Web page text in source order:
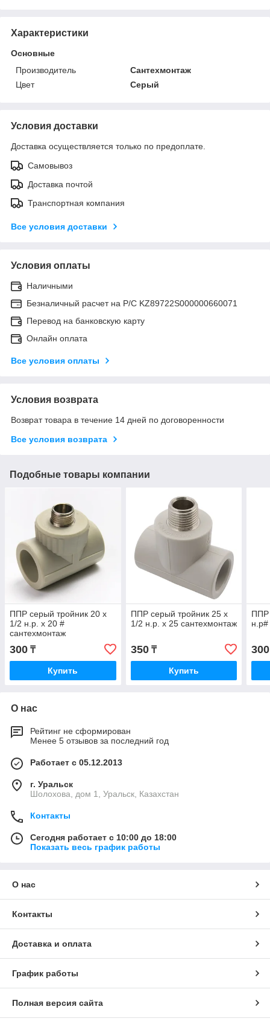
Характеристики
Основные
Производитель
Сантехмонтаж
Цвет
Серый
Условия доставки
Доставка осуществляется только по предоплате.
Самовывоз
Доставка почтой
Транспортная компания
Все условия доставки
Условия оплаты
Наличными
Безналичный расчет на Р/С KZ89722S000000660071
Перевод на банковскую карту
Онлайн оплата
Все условия оплаты
Условия возврата
Возврат товара в течение 14 дней по договоренности
Все условия возврата
Подобные товары компании
ППР серый тройник 20 х
1/2 н.р. х 20 #
сантехмонтаж
300 ₸
Купить
ППР серый тройник 25 х
1/2 н.р. х 25 сантехмонтаж
350₸
Купить
ППР
300
О нас
Рейтинг не сформирован
Менее 5 отзывов за последний год
Работает с 05.12.2013
г. Уральск
Шолохова, дом 1, Уральск, Казахстан
Контакты
Сегодня работает с 10:00 до 18:00
Показать весь график работы
О нас
Контакты
Доставка и оплата
График работы
Полная версия сайта